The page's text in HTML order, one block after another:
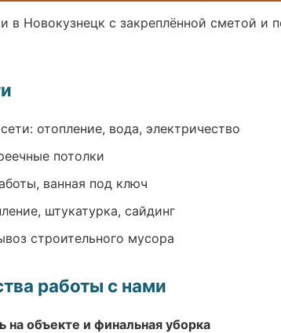
в Новокузнецк с закреплённой сметой
отопление, вода, электричество
потолки
ванная под ключ
штукатурка, сайдинг
строительного мусора
работы с нами
на объекте и финальная уборка